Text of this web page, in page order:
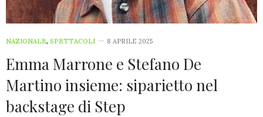
NAZIONALE, SPETTACOLI 8 APRILE 2025
Emma Marrone e Stefano De
Martino insieme: siparietto nel
backstage di Step